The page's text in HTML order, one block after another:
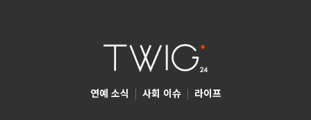
연예 소식 | 사회 이슈 | 라이프